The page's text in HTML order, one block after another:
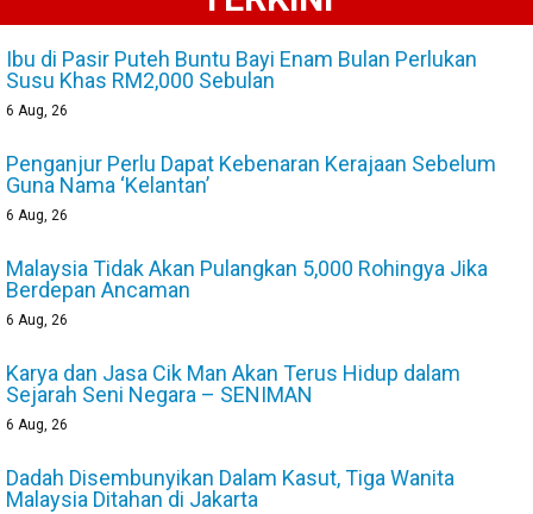
Ibu di Pasir Puteh Buntu Bayi Enam Bulan Perlukan
Susu Khas RM2,000 Sebulan
6 Aug, 26
Penganjur Perlu Dapat Kebenaran Kerajaan Sebelum
Guna Nama ‘Kelantan’
6 Aug, 26
Malaysia Tidak Akan Pulangkan 5,000 Rohingya Jika
Berdepan Ancaman
6 Aug, 26
Karya dan Jasa Cik Man Akan Terus Hidup dalam
Sejarah Seni Negara – SENIMAN
6 Aug, 26
Dadah Disembunyikan Dalam Kasut, Tiga Wanita
Malaysia Ditahan di Jakarta